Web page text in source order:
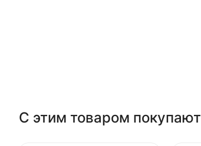
С этим товаром покупают